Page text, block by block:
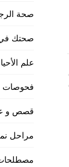
صحة
صحتك
علم
فحوصات
قصص و
مراحل